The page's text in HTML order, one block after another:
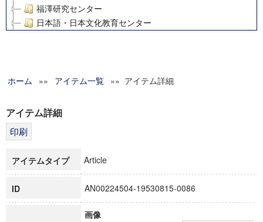
福澤研究センター
日本語・日本文化教育センター
グローバルリサーチインスティテュート
科学研究費補助金研究成果報告書
博士課程教育リーディングプログラム「超成熟社会発展のサ
ホーム »» アイテム一覧 »» アイテム詳細
アイテム詳細
アイテムタイプ Article
ID AN00224504-19530815-0086
画像